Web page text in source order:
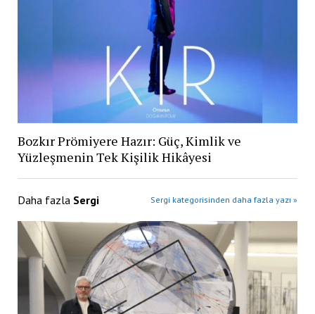
Bozkır Prömiyere Hazır: Güç, Kimlik ve
Yüzleşmenin Tek Kişilik Hikâyesi
Daha fazla Sergi Sergi kategorisinden daha fazla yazı »